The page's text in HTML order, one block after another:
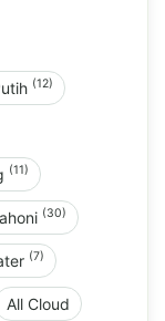
(12)
(11)
(30)
(7)
All Cloud